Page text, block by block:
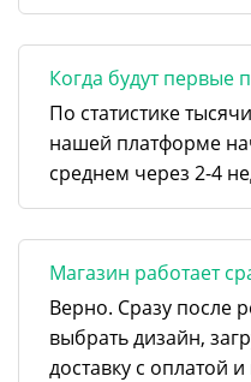
Когда будут первые
По статистике
нашей платформе
среднем через 2-4
Магазин работает
Верно. Сразу после
выбрать дизайн,
доставку с оплатой